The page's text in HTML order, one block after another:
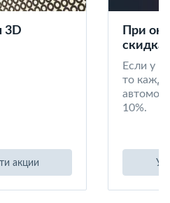
3D
акции
При
скидка
Если у
то
10%.